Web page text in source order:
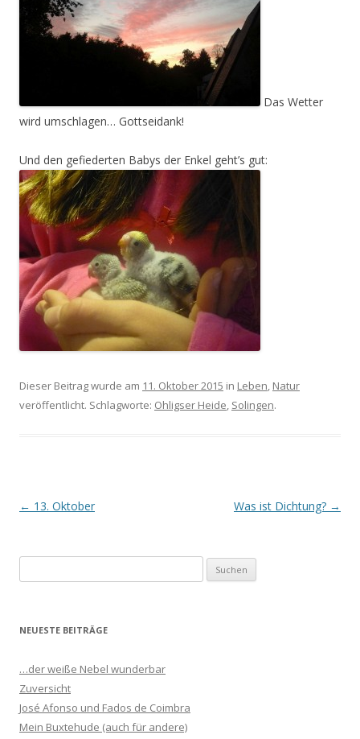
Das Wetter
wird umschlagen… Gottseidank!
Und den gefiederten Babys der Enkel geht’s gut:
Dieser Beitrag wurde am 11. Oktober 2015 in Leben, Natur
veröffentlicht. Schlagworte: Ohligser Heide, Solingen.
Beitrags-
← 13. Oktober Was ist Dichtung? →
u
h
n
a
c
NEUESTE BEITRÄGE
…der weiße Nebel wunderbar
Zuversicht
José Afonso und Fados de Coimbra
Mein Buxtehude (auch für andere)